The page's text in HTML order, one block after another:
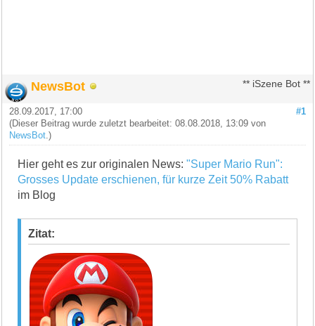
NewsBot ** iSzene Bot **
#1
28.09.2017, 17:00
(Dieser Beitrag wurde zuletzt bearbeitet: 08.08.2018, 13:09 von
NewsBot .)
Hier geht es zur originalen News:"Super Mario Run":
Grosses Update erschienen, für kurze Zeit 50% Rabatt
im Blog
Zitat: